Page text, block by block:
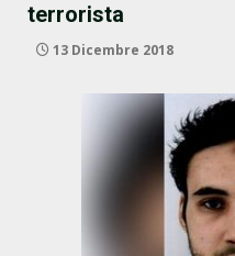
terrorista
13 Dicembre 2018